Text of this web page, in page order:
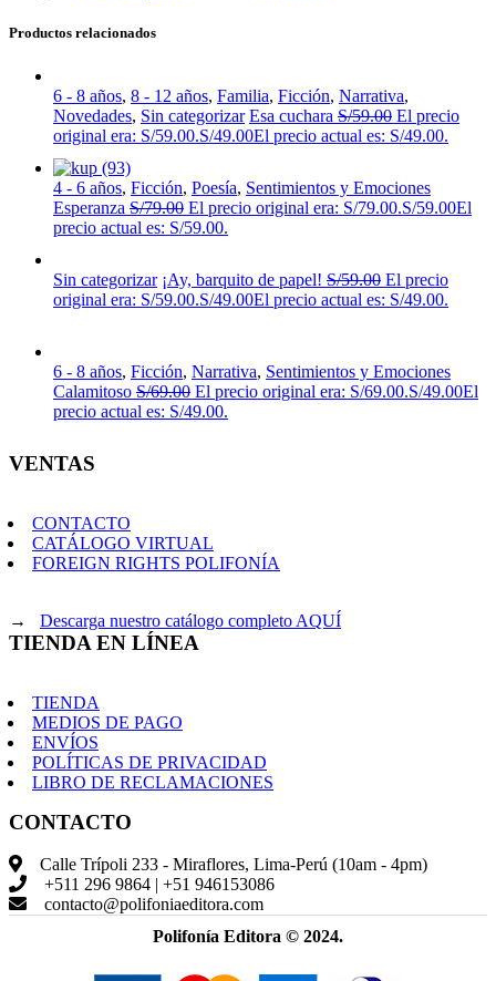
Productos relacionados
6 - 8 años, 8 - 12 años, Familia, Ficción, Narrativa,
Novedades, Sin categorizar Esa cuchara S/59.00 El precio
original era: S/59.00.S/49.00El precio actual es: S/49.00.
4 - 6 años, Ficción, Poesía, Sentimientos y Emociones
Esperanza S/79.00 El precio original era: S/79.00.S/59.00El
precio actual es: S/59.00.
Sin categorizar ¡Ay, barquito de papel! S/59.00 El precio
original era: S/59.00.S/49.00El precio actual es: S/49.00.
6 - 8 años, Ficción, Narrativa, Sentimientos y Emociones
Calamitoso S/69.00 El precio original era: S/69.00.S/49.00El
precio actual es: S/49.00.
VENTAS
CONTACTO
CATÁLOGO VIRTUAL
FOREIGN RIGHTS POLIFONÍA
→ Descarga nuestro catálogo completo AQUÍ
TIENDA EN LÍNEA
TIENDA
MEDIOS DE PAGO
ENVÍOS
POLÍTICAS DE PRIVACIDAD
LIBRO DE RECLAMACIONES
CONTACTO
Calle Trípoli 233 - Miraflores, Lima-Perú (10am - 4pm)
+511 296 9864 | +51 946153086
contacto@polifoniaeditora.com
Polifonía Editora © 2024.